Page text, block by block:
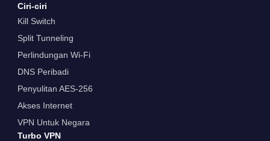
Ciri-ciri
Kill Switch
Split Tunneling
Perlindungan Wi-Fi
DNS Peribadi
Penyulitan AES-256
Akses Internet
VPN Untuk Negara
Turbo VPN